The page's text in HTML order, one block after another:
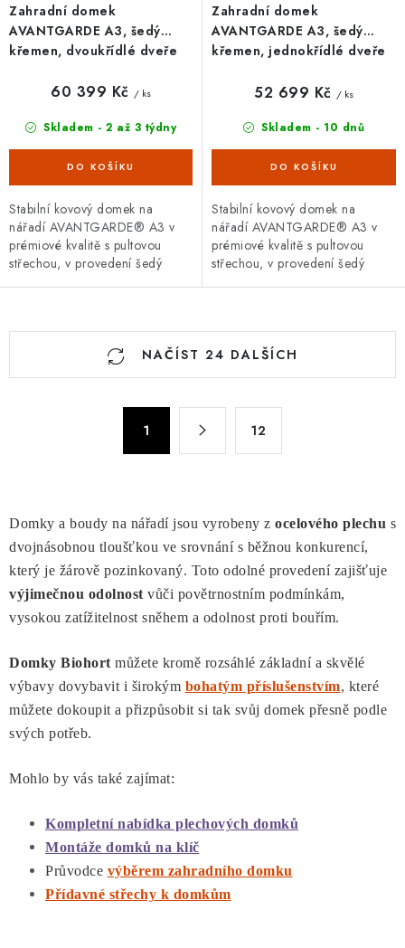
Zahradní domek
AVANTGARDE A3, šedý
křemen, dvoukřídlé dveře
Skladem - 2 až 3 týdny
60 399 Kč / ks
Stabilní kovový domek na
nářadí AVANTGARDE® A3 v
prémiové kvalitě s pultovou
střechou, v provedení šedý
Zahradní domek
AVANTGARDE A3, šedý
křemen, jednokřídlé dveře
Skladem - 10 dnů
52 699 Kč / ks
Stabilní kovový domek na
nářadí AVANTGARDE® A3 v
prémiové kvalitě s pultovou
střechou, v provedení šedý
p
r
v
k
y
ý
p
i
s
NAČÍST 24 DALŠÍCH
k
o
v
á
n
1 12
Domky a boudy na nářadí jsou vyrobeny z ocelového plechu s
dvojnásobnou tloušťkou ve srovnání s běžnou konkurencí,
který je žárově pozinkovaný. Toto odolné provedení zajišťuje
výjimečnou odolnost vůči povětrnostním podmínkám,
vysokou zatížitelnost sněhem a odolnost proti bouřím.
Domky Biohort můžete kromě rozsáhlé základní a skvělé
výbavy dovybavit i širokým bohatým příslušenstvím, které
můžete dokoupit a přizpůsobit si tak svůj domek přesně podle
svých potřeb.
Mohlo by vás také zajímat:
Kompletní nabídka plechových domků
Montáže domků na klíč
Průvodce výběrem zahradního domku
Přídavné střechy k domkům